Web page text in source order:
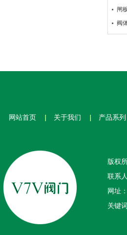
闸
阀
网站首页 关于我们 产品系列
版权
联系
网址
关键